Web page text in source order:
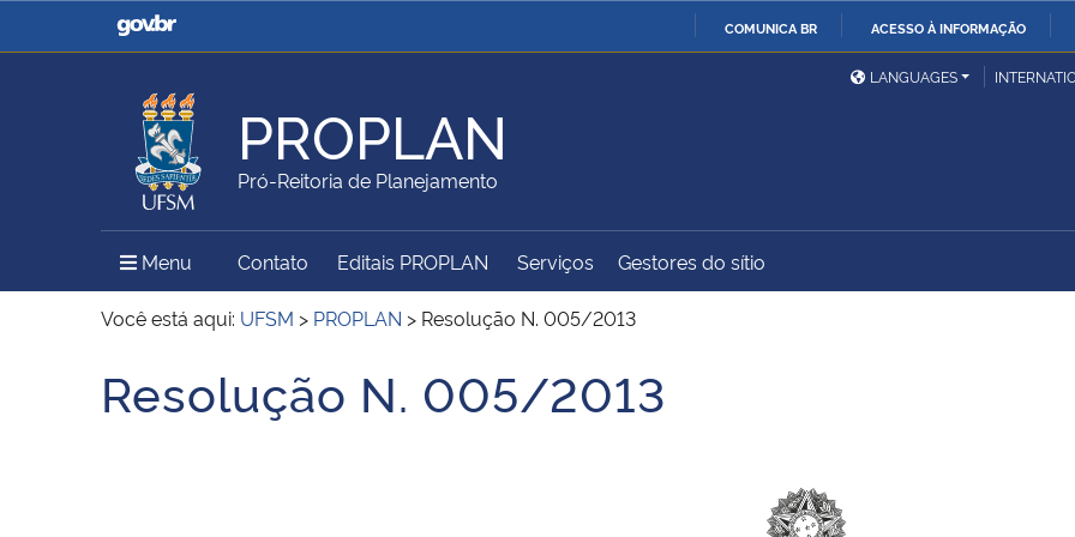
COMUNICA BR ACESSO À INFORMAÇÃO
Casa Civil
Ministério da Justiça e
Ministério da Defesa
Ministério das Relações
Exteriores
Ministério da Agricultura,
Pecuária e Abastecimento
Ministério da Educação
Ministério do Meio Ambiente Ministério do Turismo
Ministério do
Desenvolvimento Regional
Secretaria de Governo
Gabinete de Segurança
Advocacia-Geral da União
LANGUAGES
PROPLAN
Pró-Reitoria de Planejamento
Menu Menu Principal do Sítio
Contato Editais PROPLAN Serviços Gestores do sítio
Você está aqui: UFSM > PROPLAN > Resolução N. 005/2013
Início do conteúdo
Resolução N. 005/2013